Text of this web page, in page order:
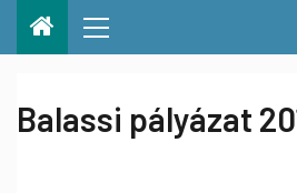
Balassi pályázat